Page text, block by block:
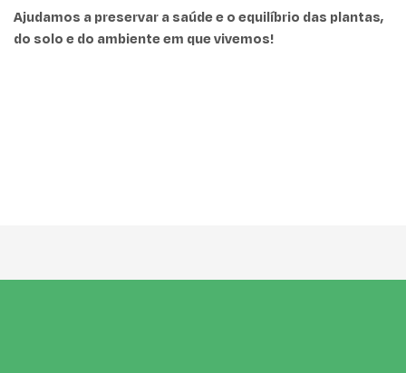
Ajudamos a preservar a saúde e o equilíbrio das plantas,
do solo e do ambiente em que vivemos!